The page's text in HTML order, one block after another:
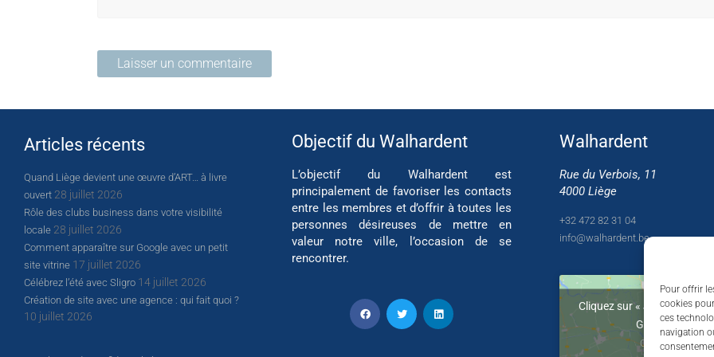
Pour offrir
cookies
ces
navigation
Articles récents
Quand Liège devient une œuvre d’ART… à livre
ouvert 28 juillet 2026
Rôle des clubs business dans votre visibilité
locale 28 juillet 2026
Comment apparaître sur Google avec un petit
site vitrine 17 juillet 2026
Célébrez l’été avec Sligro 14 juillet 2026
Création de site avec une agence : qui fait quoi ?
10 juillet 2026
Objectif du Walhardent
L’objectif du Walhardent est
principalement de favoriser les contacts
entre les membres et d’offrir à toutes les
personnes désireuses de mettre en
valeur notre ville, l’occasion de se
rencontrer.
Walhardent
Rue du Verbois, 11
4000 Liège
+32 472 82 31 04
info@walhardent.be
Cliquez sur « J’accepte »
Google maps
Cookie Policy